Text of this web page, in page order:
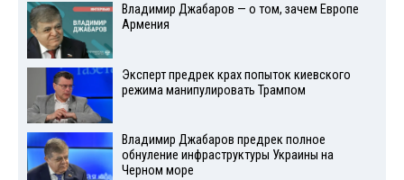
Владимир Джабаров — о том, зачем Европе
Армения
Эксперт предрек крах попыток киевского
режима манипулировать Трампом
Владимир Джабаров предрек полное
обнуление инфраструктуры Украины на
Черном море